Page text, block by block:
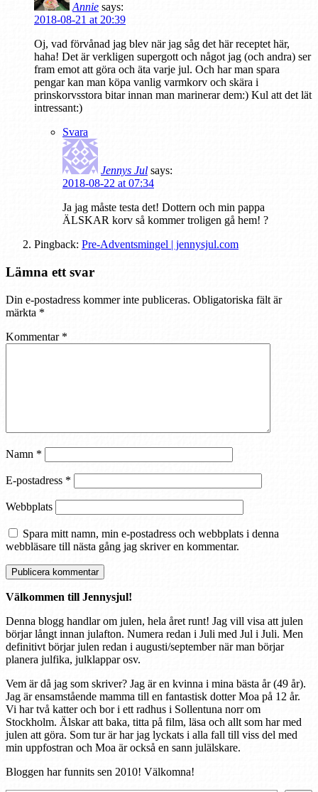
Annie says:
2018-08-21 at 20:39
Oj, vad förvånad jag blev när jag såg det här receptet här,
haha! Det är verkligen supergott och något jag (och andra) ser
fram emot att göra och äta varje jul. Och har man spara
pengar kan man köpa vanlig varmkorv och skära i
prinskorvsstora bitar innan man marinerar dem:) Kul att det lät
intressant:)
Svara
Jennys Jul says:
2018-08-22 at 07:34
Ja jag måste testa det! Dottern och min pappa
ÄLSKAR korv så kommer troligen gå hem! ?
Pingback: Pre-Adventsmingel | jennysjul.com
Lämna ett svar
Din e-postadress kommer inte publiceras. Obligatoriska fält är
märkta *
Kommentar *
Namn *
E-postadress *
Webbplats
Spara mitt namn, min e-postadress och webbplats i denna
webbläsare till nästa gång jag skriver en kommentar.
Välkommen till Jennysjul!
Denna blogg handlar om julen, hela året runt! Jag vill visa att julen
börjar långt innan julafton. Numera redan i Juli med Jul i Juli. Men
definitivt börjar julen redan i augusti/september när man börjar
planera julfika, julklappar osv.
Vem är då jag som skriver? Jag är en kvinna i mina bästa år (49 år).
Jag är ensamstående mamma till en fantastisk dotter Moa på 12 år.
Vi har två katter och bor i ett radhus i Sollentuna norr om
Stockholm. Älskar att baka, titta på film, läsa och allt som har med
julen att göra. Som tur är har jag lyckats i alla fall till viss del med
min uppfostran och Moa är också en sann julälskare.
Bloggen har funnits sen 2010! Välkomna!